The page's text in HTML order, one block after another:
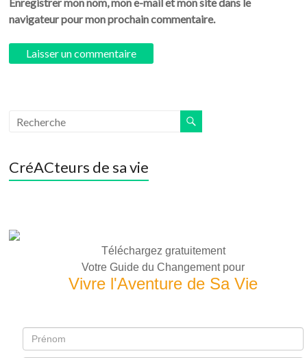
navigateur pour mon prochain commentaire.
CréACteurs de sa vie
Téléchargez gratuitement
Votre Guide du Changement pour
Vivre l'Aventure de Sa Vie